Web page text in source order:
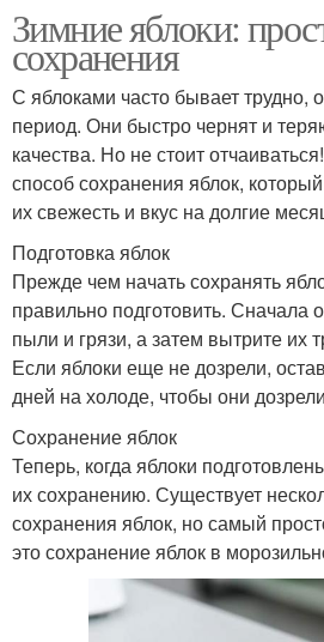
Зимние яблоки:
сохранения
С яблоками часто бывает трудно,
период. Они быстро чернят и
качества. Но не стоит
способ сохранения яблок,
их свежесть и вкус на долгие
Подготовка яблок
Прежде чем начать сохранять
правильно подготовить. Сначала
пыли и грязи, а затем вытрите их
Если яблоки еще не дозрели,
дней на холоде, чтобы они
Сохранение яблок
Теперь, когда яблоки
их сохранению. Существует
сохранения яблок, но самый
это сохранение яблок в